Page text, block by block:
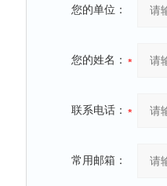
您的单位：
您的姓名：
联系电话：
常用邮箱：